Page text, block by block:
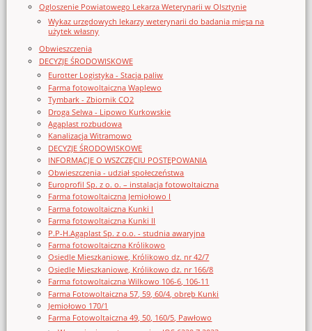
Ogloszenie Powiatowego Lekarza Weterynarii w Olsztynie
Wykaz urzędowych lekarzy weterynarii do badania mięsa na
użytek własny
Obwieszczenia
DECYZJE ŚRODOWISKOWE
Eurotter Logistyka - Stacja paliw
Farma fotowoltaiczna Waplewo
Tymbark - Zbiornik CO2
Droga Selwa - Lipowo Kurkowskie
Agaplast rozbudowa
Kanalizacja Witramowo
DECYZJE ŚRODOWISKOWE
INFORMACJE O WSZCZĘCIU POSTĘPOWANIA
Obwieszczenia - udział społeczeństwa
Europrofil Sp. z o. o. – instalacja fotowoltaiczna
Farma fotowoltaiczna Jemiołowo I
Farma fotowoltaiczna Kunki I
Farma fotowoltaiczna Kunki II
P.P-H.Agaplast Sp. z o.o. - studnia awaryjna
Farma fotowoltaiczna Królikowo
Osiedle Mieszkaniowe, Królikowo dz. nr 42/7
Osiedle Mieszkaniowe, Królikowo dz. nr 166/8
Farma fotowoltaiczna Wilkowo 106-6, 106-11
Farma Fotowoltaiczna 57, 59, 60/4, obręb Kunki
Jemiołowo 170/1
Farma Fotowoltaiczna 49, 50, 160/5, Pawłowo